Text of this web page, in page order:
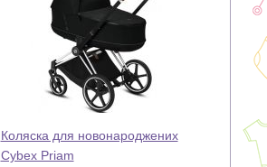
Коляска для новонароджених
Cybex Priam